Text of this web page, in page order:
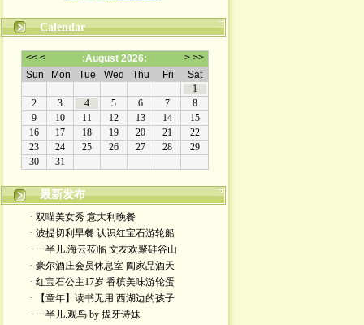
Calendar
最新发布
· 双喵美女秀 意大利晚餐
· 波提切利早餐 认识红宝石游轮船
· 一半儿.海云莅临 文友欢聚硅谷山
· 豪尔酒庄会员休息室 阖家品酒天
· 红宝石公主17岁 香槟美味游轮蛋
· 【童年】读书无用 西湖边的孩子
· 一半儿.观鸟 by 拔牙诗妹